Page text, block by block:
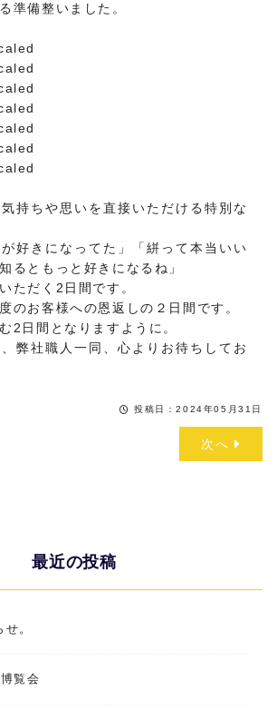
準備整いました。
持ちや思いを直接いただける特別な
が好きになってた」「絣って本当いい
るともっと好きになるね」
ただく2日間です。
のお客様への恩返しの２日間です。
2日間となりますように。
弊社職人一同、心よりお待ちしてお
投稿日：2024年05月31日
次へ
最近の投稿
。
覧会